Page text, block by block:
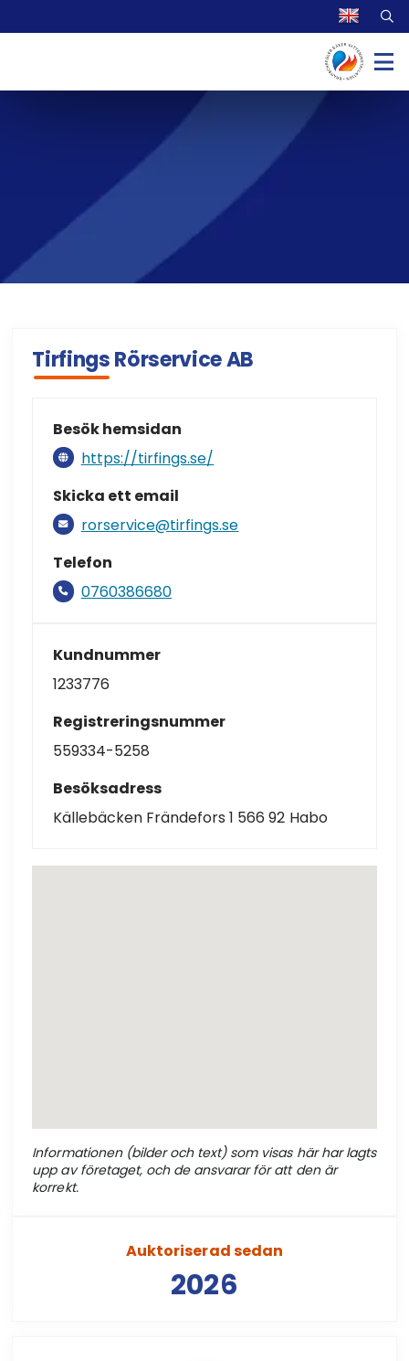
Tirfings Rörservice AB
Besök hemsidan
https://tirfings.se/
Skicka ett email
rorservice@tirfings.se
Telefon
0760386680
Kundnummer
1233776
Registreringsnummer
559334-5258
Besöksadress
Källebäcken Frändefors 1 566 92 Habo
Informationen (bilder och text) som visas här har lagts
upp av företaget, och de ansvarar för att den är
korrekt.
Auktoriserad sedan
2026